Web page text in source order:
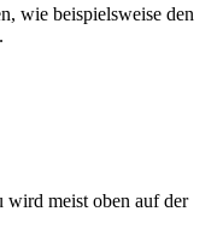
wie beispielsweise den
wird meist oben auf der